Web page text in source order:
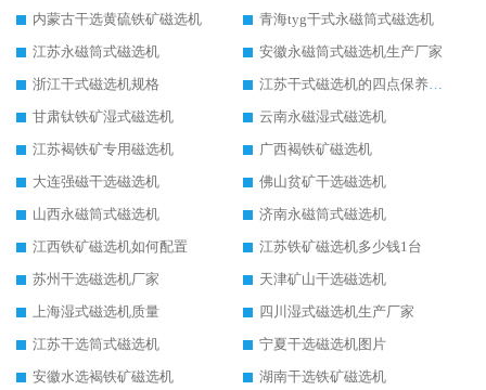
内蒙古干选黄硫铁矿磁选机
青海tyg干式永磁筒式磁选机
江苏永磁筒式磁选机
安徽永磁筒式磁选机生产厂家
浙江干式磁选机规格
江苏干式磁选机的四点保养秘籍
甘肃钛铁矿湿式磁选机
云南永磁湿式磁选机
江苏褐铁矿专用磁选机
广西褐铁矿磁选机
大连强磁干选磁选机
佛山贫矿干选磁选机
山西永磁筒式磁选机
济南永磁筒式磁选机
江西铁矿磁选机如何配置
江苏铁矿磁选机多少钱1台
苏州干选磁选机厂家
天津矿山干选磁选机
上海湿式磁选机质量
四川湿式磁选机生产厂家
江苏干选筒式磁选机
宁夏干选磁选机图片
安徽水选褐铁矿磁选机
湖南干选铁矿磁选机